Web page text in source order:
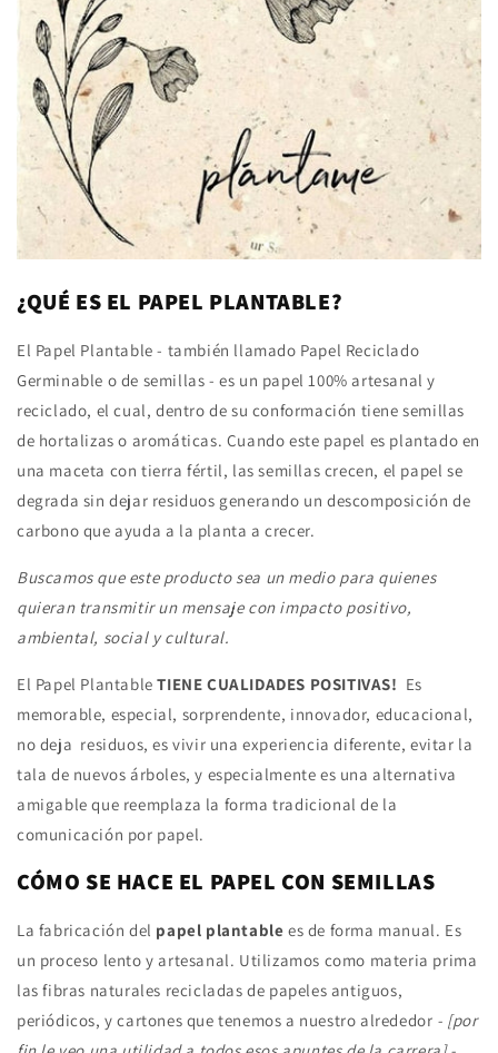
¿QUÉ ES EL PAPEL PLANTABLE?
El Papel Plantable - también llamado Papel Reciclado
Germinable o de semillas - es un papel 100% artesanal y
reciclado, el cual, dentro de su conformación tiene semillas
de hortalizas o aromáticas. Cuando este papel es plantado en
una maceta con tierra fértil, las semillas crecen, el papel se
degrada sin dejar residuos generando un descomposición de
carbono que ayuda a la planta a crecer.
Buscamos que este producto sea un medio para quienes
quieran transmitir un mensaje con impacto positivo,
ambiental, social y cultural.
El Papel Plantable TIENE CUALIDADES POSITIVAS! Es
memorable, especial, sorprendente, innovador, educacional,
no deja residuos, es vivir una experiencia diferente, evitar la
tala de nuevos árboles, y especialmente es una alternativa
amigable que reemplaza la forma tradicional de la
comunicación por papel.
CÓMO SE HACE EL PAPEL CON SEMILLAS
La fabricación del papel plantable es de forma manual. Es
un proceso lento y artesanal. Utilizamos como materia prima
las fibras naturales recicladas de papeles antiguos,
periódicos, y cartones que tenemos a nuestro alrededor - [por